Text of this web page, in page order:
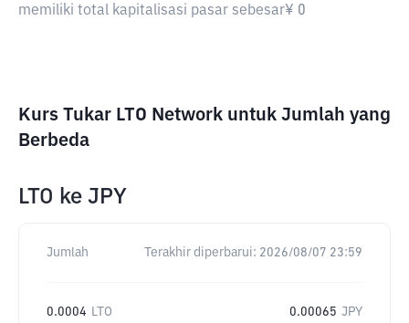
memiliki total kapitalisasi pasar sebesar¥ 0
Kurs Tukar LTO Network untuk Jumlah yang
Berbeda
LTO ke JPY
Jumlah Terakhir diperbarui: 2026/08/07 23:59
0.0004 LTO 0.00065 JPY